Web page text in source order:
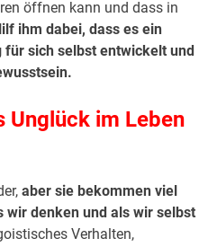
öffnen kann und dass in
ihm dabei, dass es ein
für sich selbst entwickelt und
Unglück im Leben
aber sie bekommen viel
wir denken und als wir selbst
Verhalten,